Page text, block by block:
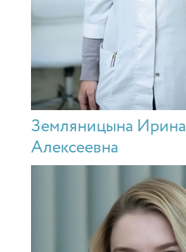
Земляницына Ирина
Алексеевна